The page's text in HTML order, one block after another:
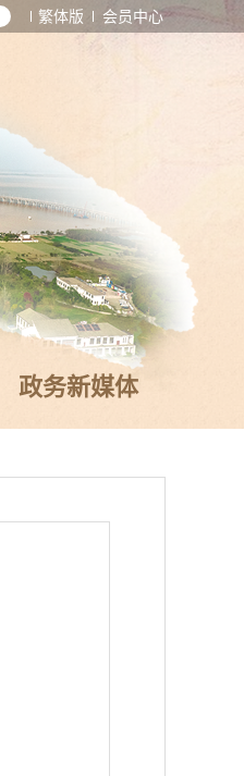
繁体版 会员中心
政务新媒体